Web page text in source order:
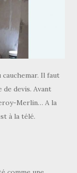
Il faut
de devis. Avant
Merlin… A la
à la télé.